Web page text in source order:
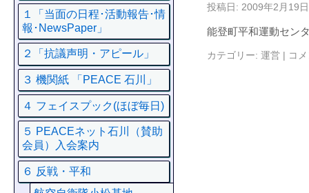
投稿日: 2009年2月19日
能登町平和運動セン
カテゴリー: 運営 | コ
１「当面の日程･活動報告･情
報･NewsPaper」
２「抗議声明・アピール」
３ 機関紙 「PEACE 石川」
４ フェイスプック(ほぼ毎日)
５ PEACEネット石川（賛助
会員）入会案内
６ 反戦・平和